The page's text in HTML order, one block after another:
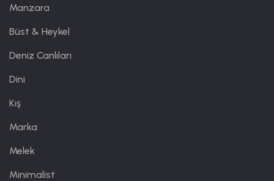
Manzara
Büst & Heykel
Deniz Canlıları
Dini
Kış
Marka
Melek
Minimalist